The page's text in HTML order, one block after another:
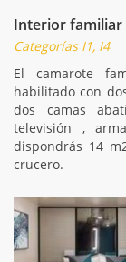
Interior familiar
Categorías I1, I4
El camarote
habilitado con
dos camas
televisión ,
dispondrás 14
crucero.